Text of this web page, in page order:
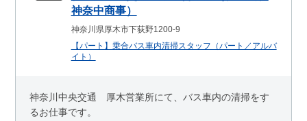
神奈中商事）
神奈川県厚木市下荻野1200-9
【パート】乗合バス車内清掃スタッフ（パート／アルバ
イト）
神奈川中央交通 厚木営業所にて、バス車内の清掃をす
るお仕事です。